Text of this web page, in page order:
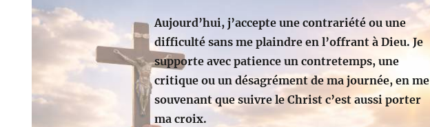
Aujourd’hui, j’accepte une contrariété ou une
difficulté sans me plaindre en l’offrant à Dieu. Je
supporte avec patience un contretemps, une
critique ou un désagrément de ma journée, en me
souvenant que suivre le Christ c’est aussi porter
ma croix.